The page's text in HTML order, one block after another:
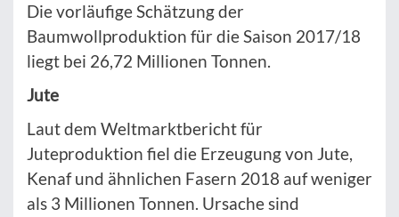
Die vorläufige Schätzung der
Baumwollproduktion für die Saison 2017/18
liegt bei 26,72 Millionen Tonnen.
Jute
Laut dem Weltmarktbericht für
Juteproduktion fiel die Erzeugung von Jute,
Kenaf und ähnlichen Fasern 2018 auf weniger
als 3 Millionen Tonnen. Ursache sind